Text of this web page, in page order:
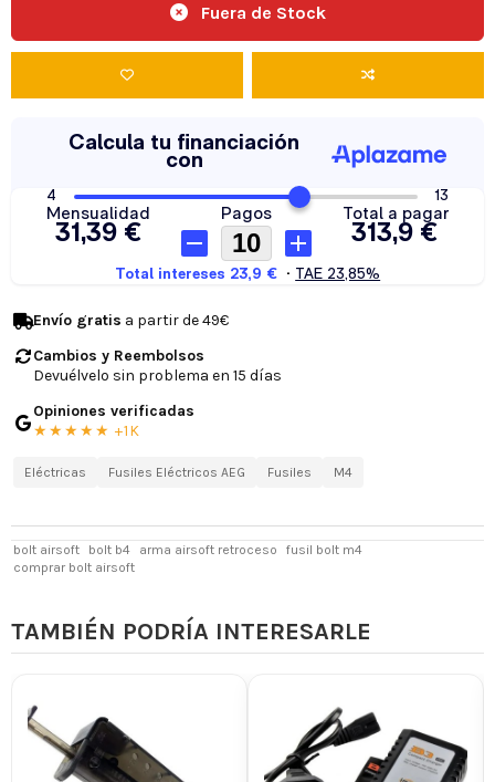
Fuera de Stock
Envío gratis a partir de 49€
Cambios y Reembolsos
Devuélvelo sin problema en 15 días
Opiniones verificadas
★★★★★ +1K
Eléctricas Fusiles Eléctricos AEG Fusiles M4
bolt airsoft bolt b4 arma airsoft retroceso
fusil bolt m4
comprar bolt airsoft
TAMBIÉN PODRÍA INTERESARLE